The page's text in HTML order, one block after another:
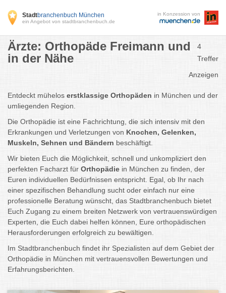
Stadtbranchenbuch München
ein Angebot von stadtbranchenbuch.de
in Konzession von
Ärzte: Orthopäde Freimann und
in der Nähe
4
Treffer
Anzeigen
Entdeckt mühelos erstklassige Orthopäden in München und der
umliegenden Region.
Die Orthopädie ist eine Fachrichtung, die sich intensiv mit den
Erkrankungen und Verletzungen von Knochen, Gelenken,
Muskeln, Sehnen und Bändern beschäftigt.
Wir bieten Euch die Möglichkeit, schnell und unkompliziert den
perfekten Facharzt für Orthopädie in München zu finden, der
Euren individuellen Bedürfnissen entspricht. Egal, ob Ihr nach
einer spezifischen Behandlung sucht oder einfach nur eine
professionelle Beratung wünscht, das Stadtbranchenbuch bietet
Euch Zugang zu einem breiten Netzwerk von vertrauenswürdigen
Experten, die Euch dabei helfen können, Eure orthopädischen
Herausforderungen erfolgreich zu bewältigen.
Im Stadtbranchenbuch findet ihr Spezialisten auf dem Gebiet der
Orthopädie in München mit vertrauensvollen Bewertungen und
Erfahrungsberichten.